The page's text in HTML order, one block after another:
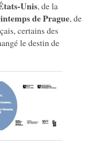
Unis, de la
de Prague, de
certains des
le destin de